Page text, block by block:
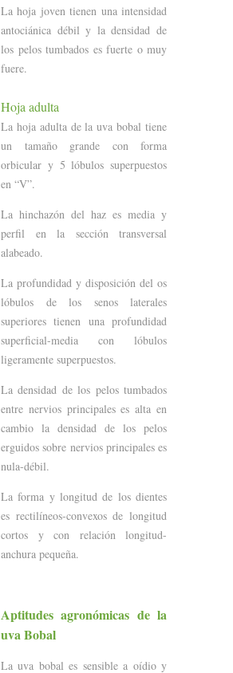
La hoja joven tienen una intensidad
antociánica débil y la densidad de
los pelos tumbados es fuerte o muy
fuere.
Hoja adulta
La hoja adulta de la uva bobal tiene
un tamaño grande con forma
orbicular y 5 lóbulos superpuestos
en “V”.
La hinchazón del haz es media y
perfil en la sección transversal
alabeado.
La profundidad y disposición del os
lóbulos de los senos laterales
superiores tienen una profundidad
superficial-media con lóbulos
ligeramente superpuestos.
La densidad de los pelos tumbados
entre nervios principales es alta en
cambio la densidad de los pelos
erguidos sobre nervios principales es
nula-débil.
La forma y longitud de los dientes
es rectilíneos-convexos de longitud
cortos y con relación longitud-
anchura pequeña.
Aptitudes agronómicas de la
uva Bobal
La uva bobal es sensible a oídio y